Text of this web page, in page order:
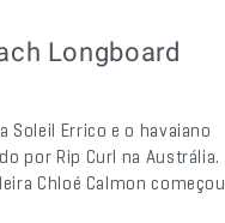
Longboard
Soleil Errico e o havaiano
por Rip Curl na Austrália.
Chloé Calmon começou